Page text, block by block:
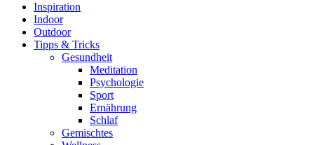
Inspiration
Indoor
Outdoor
Tipps & Tricks
Gesundheit
Meditation
Psychologie
Sport
Ernährung
Schlaf
Gemischtes